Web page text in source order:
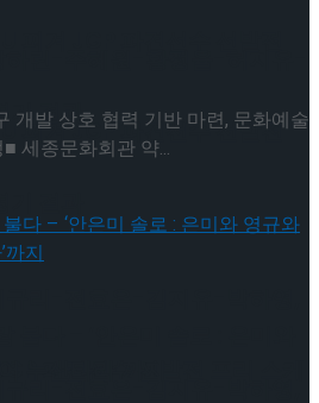
피겨 JGP 파견선수 선발전
기 결과
리-전효은-김지유-박하영,
린-주혜원-황정율-허지유-
피겨 JGP 파견선수 선발전
결과
개발 상호 협력 기반 마련, 문화예술
세종문화회관 약...